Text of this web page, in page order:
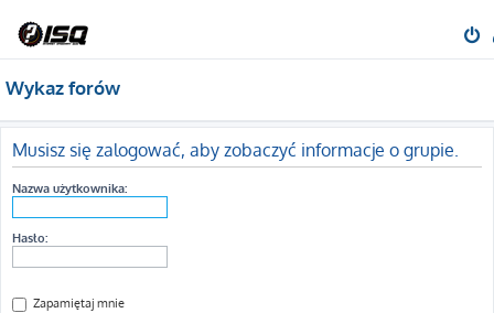
Wykaz forów
Musisz się zalogować, aby zobaczyć informacje o grupie.
Nazwa użytkownika:
Hasło:
Zapamiętaj mnie